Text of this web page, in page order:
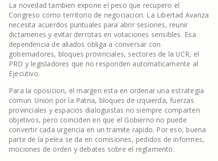
La novedad tambien expone el peso que recupero el
Congreso como territorio de negociacion. La Libertad Avanza
necesita acuerdos puntuales para abrir sesiones, reunir
dictamenes y evitar derrotas en votaciones sensibles. Esa
dependencia de aliados obliga a conversar con
gobernadores, bloques provinciales, sectores de la UCR, el
PRO y legisladores que no responden automaticamente al
Ejecutivo.
Para la oposicion, el margen esta en ordenar una estrategia
comun. Union por la Patria, bloques de izquierda, fuerzas
provinciales y espacios dialoguistas no siempre comparten
objetivos, pero coinciden en que el Gobierno no puede
convertir cada urgencia en un tramite rapido. Por eso, buena
parte de la pelea se da en comisiones, pedidos de informes,
mociones de orden y debates sobre el reglamento.